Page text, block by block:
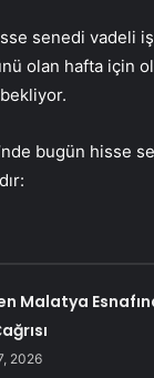
senedi vadeli
olan hafta için
bekliyor.
bugün hisse
Malatya
2026